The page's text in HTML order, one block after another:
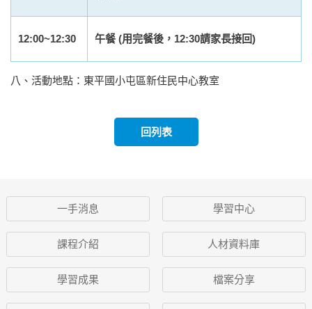
12:00~12:30 午餐 (用完餐後，12:30請家長接回)
八、活動地點：東平國小屯區新住民中心教室
回列表
一手消息 學習中心
課程介紹 人材資料庫
學習成果 檔案分享